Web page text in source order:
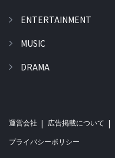
ENTERTAINMENT
MUSIC
DRAMA
運営会社 広告掲載について
プライバシーポリシー